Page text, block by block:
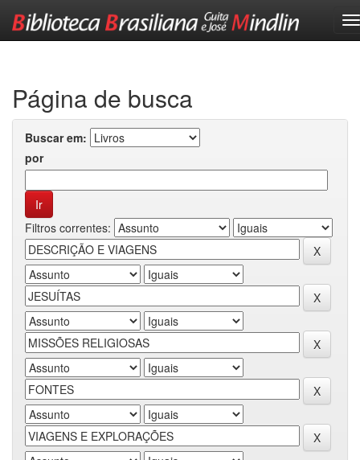
Página de busca
Buscar em:
por
Filtros correntes: